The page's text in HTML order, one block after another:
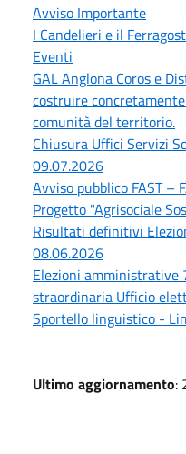
Avviso Importante
I Candelieri e il
Eventi
GAL Anglona Coros e
costruire
comunità del territorio.
Chiusura Uffici Servizi
09.07.2026
Avviso pubblico FAST –
Progetto "Agrisociale
Risultati definitivi
08.06.2026
Elezioni amministrative
straordinaria Ufficio
Sportello linguistico -
Ultimo aggiornamento: